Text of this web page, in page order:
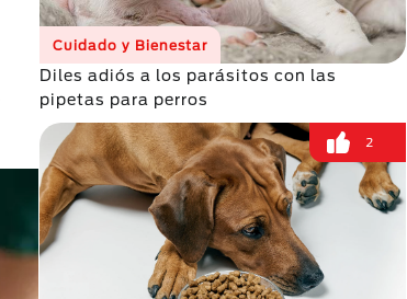
Cuidado y Bienestar
Diles adiós a los parásitos con las
pipetas para perros
2